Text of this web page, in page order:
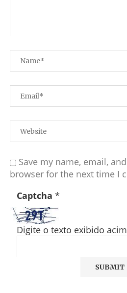
Save my name, email,
browser for the next time I
Captcha *
Digite o texto exibido